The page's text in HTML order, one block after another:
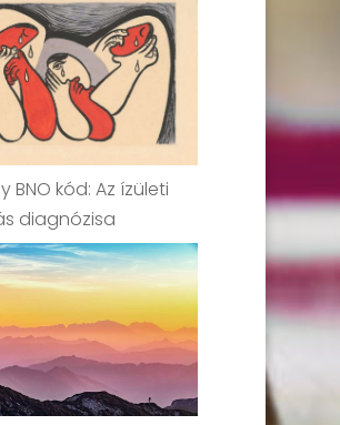
BNO kód: Az ízületi
diagnózisa